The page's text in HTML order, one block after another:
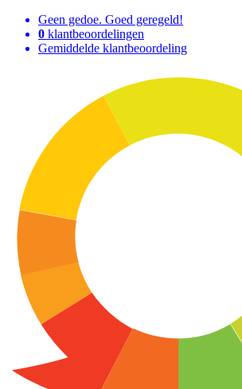
Geen gedoe. Goed geregeld!
0 klantbeoordelingen
Gemiddelde klantbeoordeling